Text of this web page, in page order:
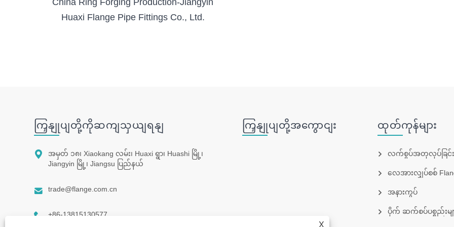
China Ring Forging Production-Jiangyin
Huaxi Flange Pipe Fittings Co., Ltd.
X
ကြှနျုပျတို့ကိုဆကျသှယျရနျ

အမှတ် ၁၈၊ Xiaokang လမ်း၊ Huaxi ရွာ၊ Huashi မြို့၊
Jiangyin မြို့၊ Jiangsu ပြည်နယ်
 trade@flange.com.cn
 +86-13815130577
ကြှနျုပျတို့အကွောငျး ထုတ်ကုန်များ
လက်စွပ်အတုလုပ်ခြင်း
လေအားလျှပ်စစ်
အနားကွပ်
ပိုက် ဆက်စပ်ပစ္စည်းမျ